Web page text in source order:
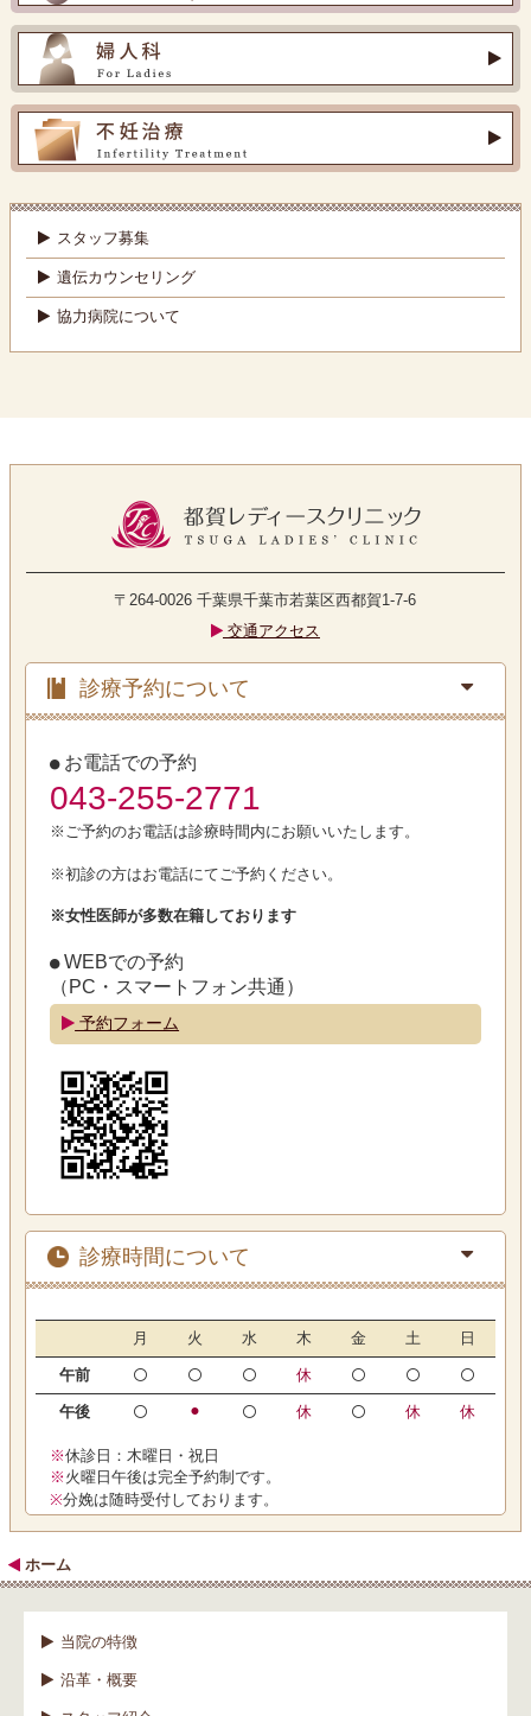
スタッフ募集
遺伝カウンセリング
協力病院について
〒264-0026千葉県千葉市若葉区西都賀1-7-6
交通アクセス
診療予約について
お電話での予約
043-255-2771
※ご予約のお電話は診療時間内にお願いいたします。
※初診の方はお電話にてご予約ください。
※女性医師が多数在籍しております
WEBでの予約
（PC・スマートフォン共通）
予約フォーム
診療時間について
月 火 水 木 金 土 日
午前 休
午後 ⚫︎ 休 休 休
※休診日：木曜日・祝日
※ 火曜日午後は完全予約制です。
※分娩は随時受付しております。
ホーム
当院の特徴
沿革・概要